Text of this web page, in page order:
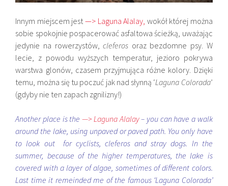
Innym miejscem jest—> Laguna Alalay, wokół której można
sobie spokojnie pospacerować asfaltowa ścieżką, uważając
jedynie na rowerzystów,cleferos oraz bezdomne psy. W
lecie, z powodu wyższych temperatur, jezioro pokrywa
warstwa glonów, czasem przyjmująca różne kolory. Dzięki
temu, można się tu poczuć jak nad słynną ‘Laguna Colorada’
(gdyby nie ten zapach zgnilizny!)
Another place is the—> Laguna Alalay– you can have a walk
around the lake, using unpaved or paved path. You only have
to look out for cyclists, cleferos and stray dogs. In the
summer, because of the higher temperatures, the lake is
covered with a layer of algae, sometimes of different colors.
Last time it remeinded me of the famous ‘Laguna Colorada’